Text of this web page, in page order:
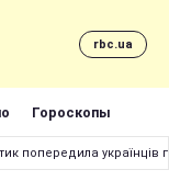
rbc.ua
Гороскопы
попередила українців